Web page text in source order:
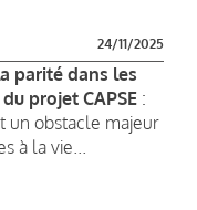
24/11/2025
parité dans les
projet CAPSE :
un obstacle majeur
à la vie...